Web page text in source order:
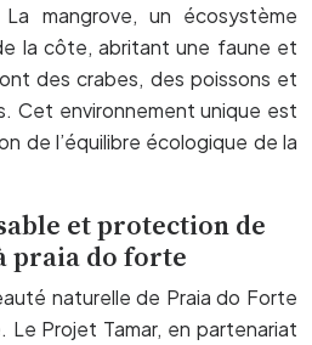
mangrove, un écosystème
la côte, abritant une faune et
des crabes, des poissons et
Cet environnement unique est
de l’équilibre écologique de la
et protection de
praia do forte
naturelle de Praia do Forte
Le Projet Tamar, en partenariat